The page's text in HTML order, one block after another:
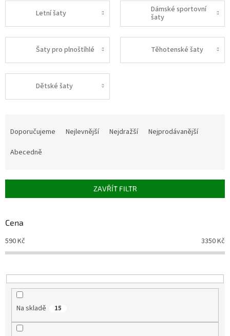
Letní šaty
Dámské sportovní
šaty
Šaty pro plnoštíhlé Těhotenské šaty
Dětské šaty
r
d
k
t
Doporučujeme Nejlevnější Nejdražší
Nejprodávanější
Abecedně
ZAVŘÍT FILTR
Cena
590Kč 3350Kč
Na skladě 15